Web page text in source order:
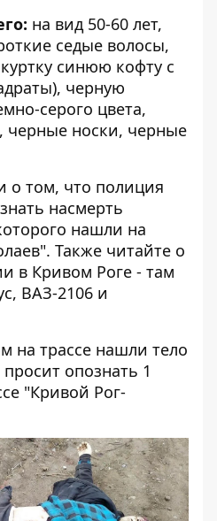
на вид 50-60 лет,
седые волосы,
синюю кофту с
черную
серого цвета,
черные носки, черные
о том, что полиция
насмерть
нашли на
Также читайте о
в Кривом Роге - там
ВАЗ-2106 и
"Кривой Рог-